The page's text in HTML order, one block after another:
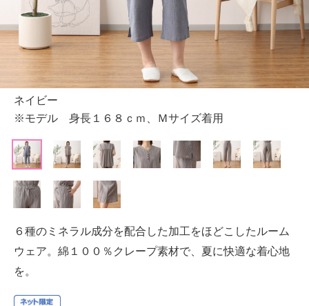
ネイビー
※モデル 身長１６８ｃｍ、Ｍサイズ着用
６種のミネラル成分を配合した加工をほどこしたルーム
ウェア。綿１００％クレープ素材で、夏に快適な着心地
を。